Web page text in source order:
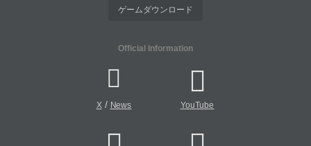
ゲームダウンロード
Official Information
X/ News YouTube